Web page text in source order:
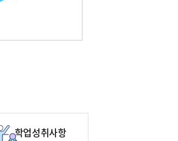
학업성취사항